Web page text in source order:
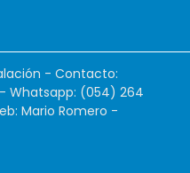
- Contacto:
- Whatsapp: (054) 264
Mario Romero -